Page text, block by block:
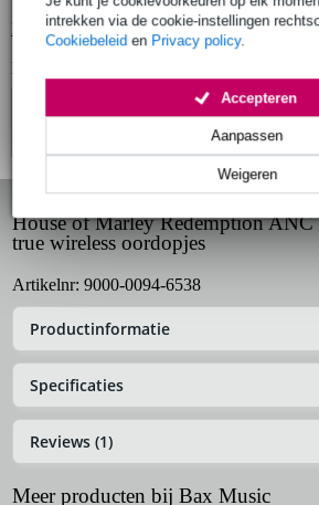
intrekken via de cookie-instellingen
Cookiebeleid en Privacy policy.
Weigeren
Aanpassen
Accepteren
Bekijk alle productspecificaties
House of Marley Redemption
true wireless oordopjes
Artikelnr: 9000-0094-6538
Productinformatie
Specificaties
Reviews (1)
Meer producten bij Bax Music